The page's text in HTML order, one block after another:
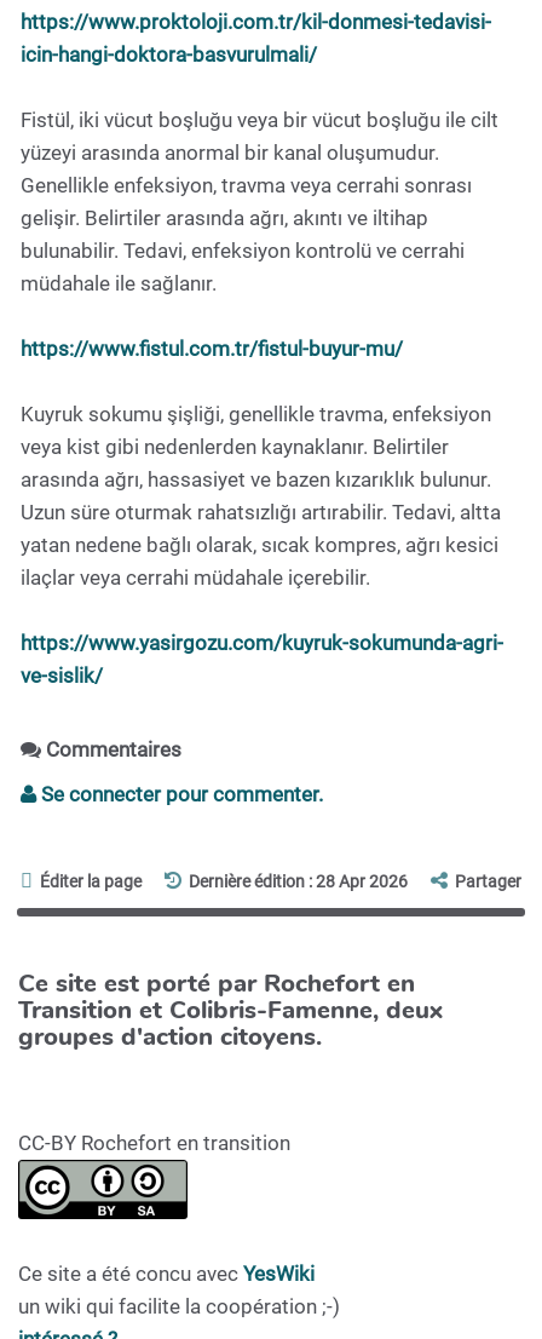
https://www.proktoloji.com.tr/kil-donmesi-tedavisi-
icin-hangi-doktora-basvurulmali/
Fistül, iki vücut boşluğu veya bir vücut boşluğu ile cilt
yüzeyi arasında anormal bir kanal oluşumudur.
Genellikle enfeksiyon, travma veya cerrahi sonrası
gelişir. Belirtiler arasında ağrı, akıntı ve iltihap
bulunabilir. Tedavi, enfeksiyon kontrolü ve cerrahi
müdahale ile sağlanır.
https://www.fistul.com.tr/fistul-buyur-mu/
Kuyruk sokumu şişliği, genellikle travma, enfeksiyon
veya kist gibi nedenlerden kaynaklanır. Belirtiler
arasında ağrı, hassasiyet ve bazen kızarıklık bulunur.
Uzun süre oturmak rahatsızlığı artırabilir. Tedavi, altta
yatan nedene bağlı olarak, sıcak kompres, ağrı kesici
ilaçlar veya cerrahi müdahale içerebilir.
https://www.yasirgozu.com/kuyruk-sokumunda-agri-
ve-sislik/
Commentaires
Se connecter pour commenter.
Éditer la page Dernière édition : 28 Apr 2026 Partager
Ce site est porté par Rochefort en
Transition et Colibris-Famenne, deux
groupes d'action citoyens.
CC-BY Rochefort en transition
Ce site a été concu avec YesWiki
un wiki qui facilite la coopération ;-)